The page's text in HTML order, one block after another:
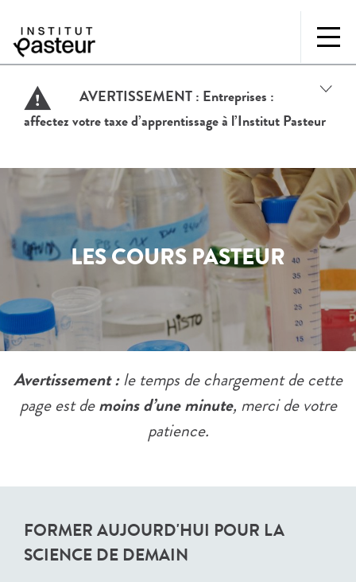
AVERTISSEMENT : Entreprises :
affectez votre taxe d’apprentissage à l’Institut Pasteur
LES COURS PASTEUR
Avertissement :le temps de chargement de cette
page est demoins d’une minute, merci de votre
patience.
FORMER AUJOURD'HUI POUR LA
SCIENCE DE DEMAIN